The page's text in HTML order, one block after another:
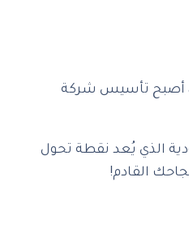
أصبح تأسيس شركة
الذي يُعد نقطة تحول
القادم!